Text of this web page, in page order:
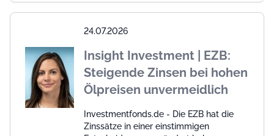
24.07.2026
Insight Investment | EZB:
Steigende Zinsen bei hohen
Ölpreisen unvermeidlich
Investmentfonds.de - Die EZB hat die
Zinssätze in einer einstimmigen